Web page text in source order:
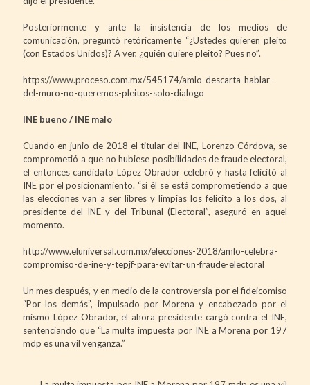
Posteriormente y ante la insistencia de los medios de
comunicación, preguntó retóricamente “¿Ustedes quieren pleito
(con Estados Unidos)? A ver, ¿quién quiere pleito? Pues no”.
https://www.proceso.com.mx/545174/amlo-descarta-hablar-
del-muro-no-queremos-pleitos-solo-dialogo
INE bueno / INE malo
Cuando en junio de 2018 el titular del INE, Lorenzo Córdova, se
comprometió a que no hubiese posibilidades de fraude electoral,
el entonces candidato López Obrador celebró y hasta felicitó al
INE por el posicionamiento. “si él se está comprometiendo a que
las elecciones van a ser libres y limpias los felicito a los dos, al
presidente del INE y del Tribunal (Electoral”, aseguró en aquel
momento.
http://www.eluniversal.com.mx/elecciones-2018/amlo-celebra-
compromiso-de-ine-y-tepjf-para-evitar-un-fraude-electoral
Un mes después, y en medio de la controversia por el fideicomiso
“Por los demás”, impulsado por Morena y encabezado por el
mismo López Obrador, el ahora presidente cargó contra el INE,
sentenciando que “La multa impuesta por INE a Morena por 197
mdp es una vil venganza.”